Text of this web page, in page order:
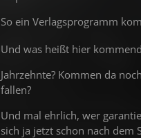
So ein Verlagsprogramm
Und was heißt hier
Jahrzehnte? Kommen da
fallen?
Und mal ehrlich, wer
sich ja jetzt schon nach dem